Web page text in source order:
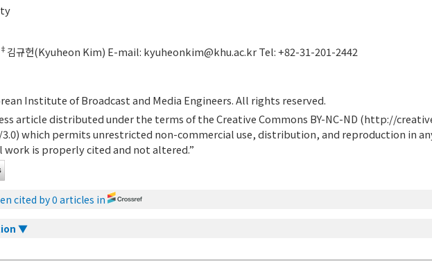
‡ 김규헌(Kyuheon Kim) E-mail: kyuheonkim@khu.ac.krTel: +82-31-201-2442
Institute of Broadcast and Media Engineers. All rights reserved.
article distributed under the terms of the Creative Commons BY-NC-ND (http://
) which permits unrestricted non-commercial use, distribution, and reproduction in
is properly cited and not altered.”
cited by 0 articles in
▼